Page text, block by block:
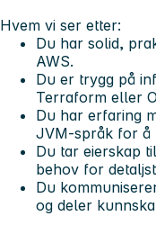
Hvem vi ser etter:
Du har solid,
AWS.
Du er trygg på
Terraform eller
Du har erfaring
JVM-språk for å
Du tar eierskap
behov for
Du
og deler